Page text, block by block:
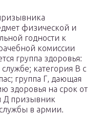
физической и
годности к
комиссии
группа здоровья:
категория В с
группа Г, дающая
здоровья на срок от
Д призывник
в армии.